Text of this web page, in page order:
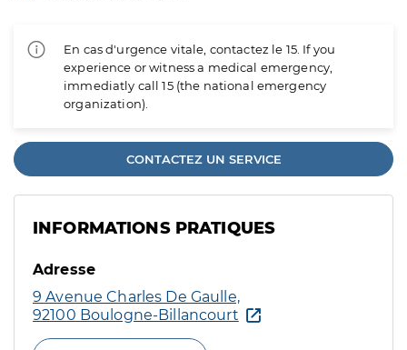
En cas d'urgence vitale, contactez le 15. If you
experience or witness a medical emergency,
immediatly call 15 (the national emergency
organization).
CONTACTEZ UN SERVICE
INFORMATIONS PRATIQUES
Adresse
9 Avenue Charles De Gaulle,
92100 Boulogne-Billancourt